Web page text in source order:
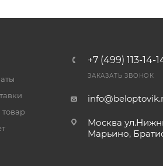
+7 (499) 113-14-
ЗАКАЗАТЬ ЗВОНОК
Москва
Марьино,